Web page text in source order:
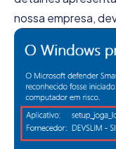
nossa empresa,